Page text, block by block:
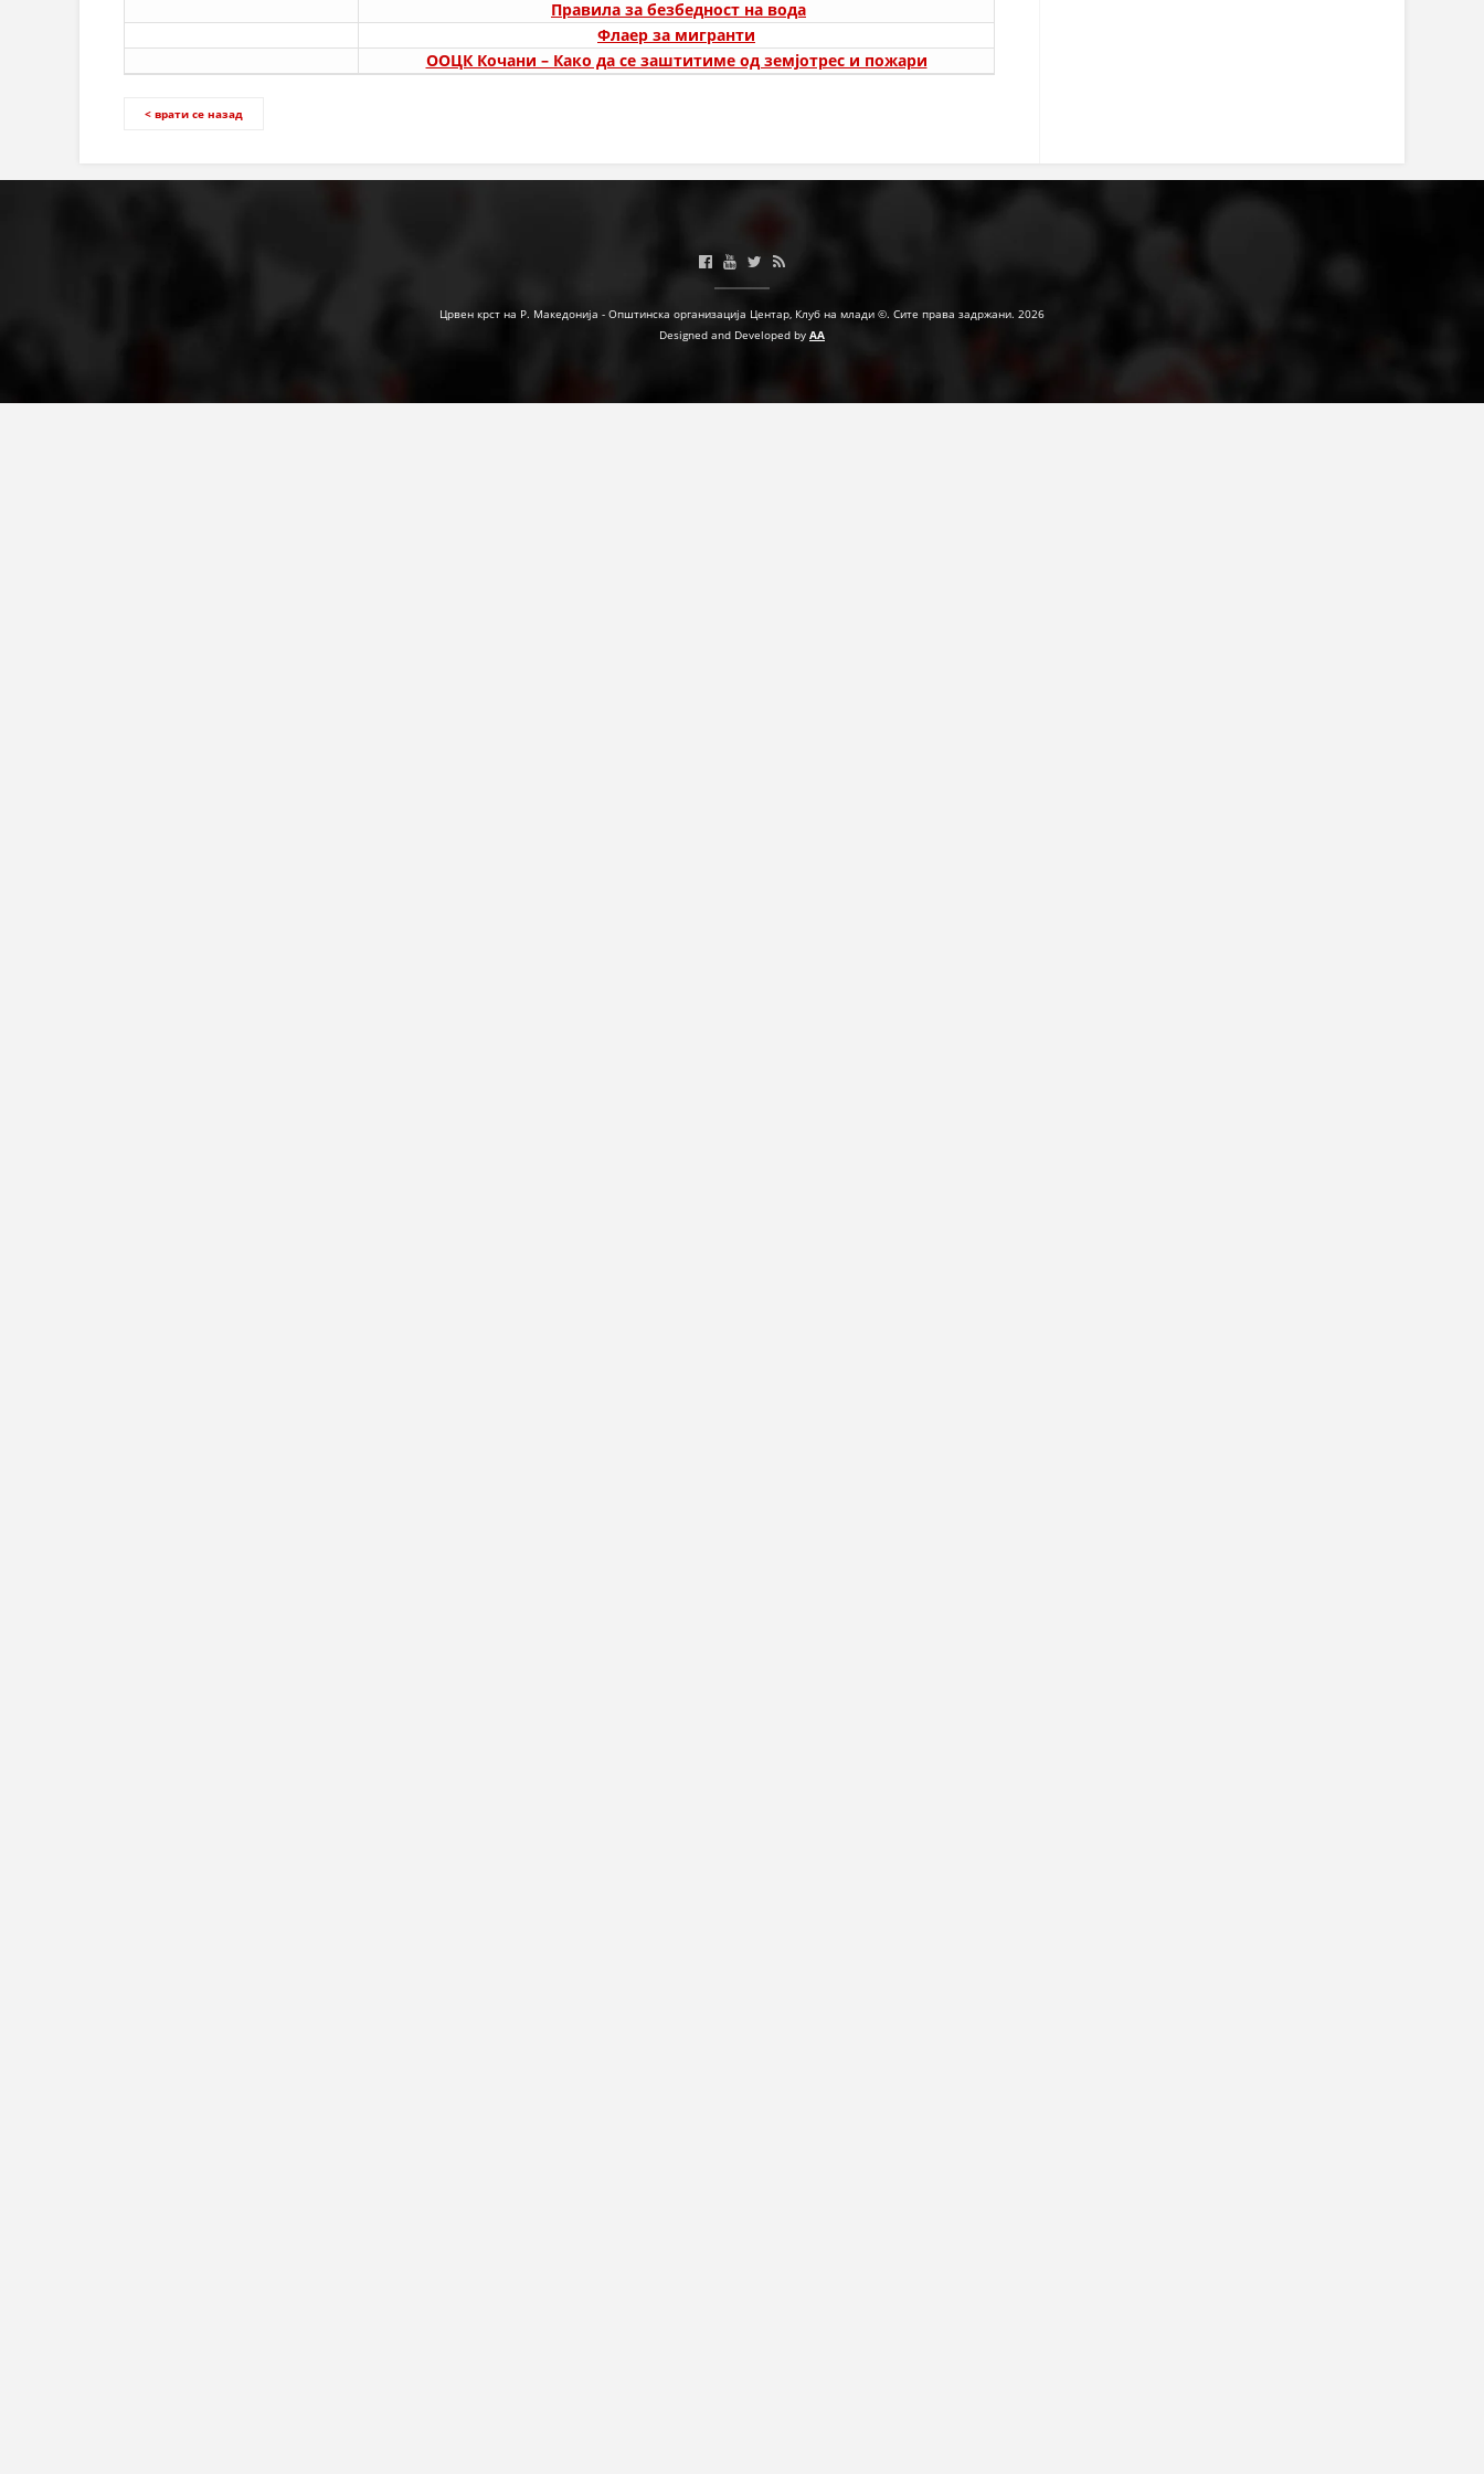
МЕЃУНАРОДНА СОРАБОТКА
ДОГОВОРИ
КРВОДАРИТЕЛСТВО
Правила за безбедност на вода
Флаер за мигранти
ООЦК Кочани – Како да се заштитиме од земјотрес и пожари
< врати се назад
Црвен крст на Р. Македонија - Општинска организација Центар, Клуб на млади ©. Сите права задржани. 2026
Designed and Developed by AA